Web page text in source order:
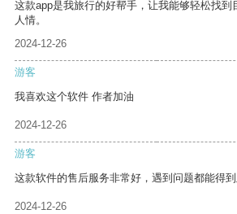
这款app是我旅行的好帮手，让我能够轻松找到
人情。
2024-12-26
游客
我喜欢这个软件 作者加油
2024-12-26
游客
这款软件的售后服务非常好，遇到问题都能得到
2024-12-26